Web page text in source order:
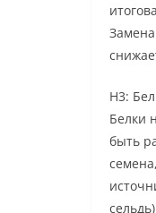
H3:
Белки
быть